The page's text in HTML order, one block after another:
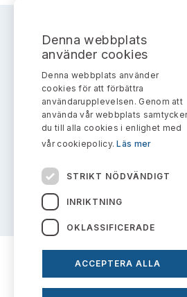
Address: Box
Denna webbplats
använder cookies
Denna webbplats använder
cookies för att förbättra
användarupplevelsen. Genom att
använda vår webbplats
du till alla cookies i enlighet med
vår cookiepolicy.Läs mer
STRIKT NÖDVÄNDIGT
INRIKTNING
OKLASSIFICERADE
ACCEPTERA ALLA